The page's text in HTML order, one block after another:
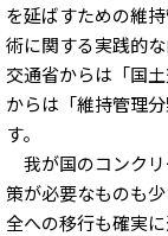
を延ばすための維
術に関する実践的
交通省からは「国
からは「維持管理
す。
我が国のコンク
策が必要なものも
全への移行も確実